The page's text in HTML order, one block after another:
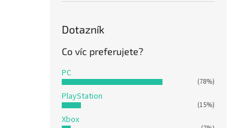
Dotazník
Co víc preferujete?
PC
(78%)
PlayStation
(15%)
Xbox